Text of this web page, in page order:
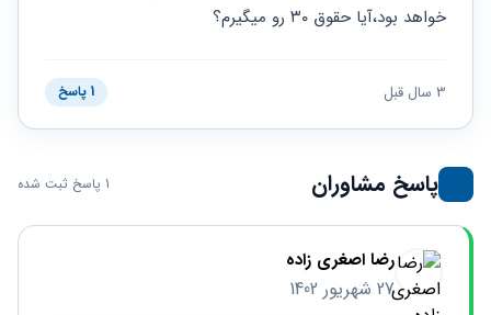
کسب
و کار
خواهد بود،آیا حقوق ۳۰ رو میگیرم؟
3 سال قبل 1 پاسخ
پاسخ مشاوران 1 پاسخ ثبت شده
رضا اصغری زاده
27 شهریور 1402